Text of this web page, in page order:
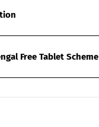
Free Tablet Scheme